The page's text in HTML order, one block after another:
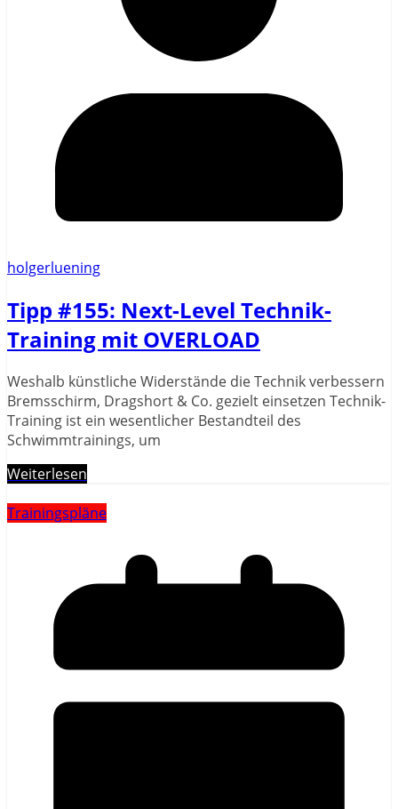
holgerluening
Tipp #155: Next-Level Technik-
Training mit OVERLOAD
Weshalb künstliche Widerstände die Technik verbessern
Bremsschirm, Dragshort & Co. gezielt einsetzen Technik-
Training ist ein wesentlicher Bestandteil des
Schwimmtrainings, um
Weiterlesen
Trainingspläne